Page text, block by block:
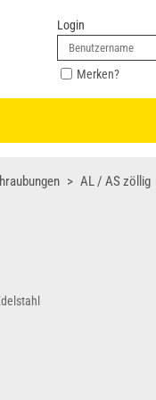
Login
Merken?
AL / AS zöllig